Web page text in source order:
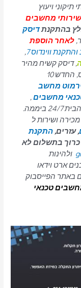
ויעוץ
שירותי מחשבים
בהתקנתדיסק
לאחר הוספת
ווינדוס 7 ,
, דיסק קשיח מהיר
ביותר משדרג את המחשב, התקנת ווינדוס, החדש 10
מחשב
מחשבים,
עד הבית 24/7 ביממה.
מכירה ושירות ל
, עזרים,התקנת
כרוך בתשלום לא
ולהינות
ארט וידאו
באתר הפייסבוק
טכנאי